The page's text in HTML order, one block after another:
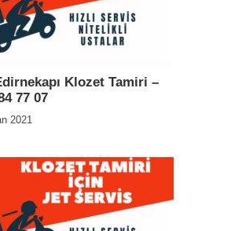
Klozet Tamiri –
77 07
2021